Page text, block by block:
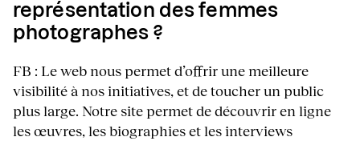
représentation des femmes
photographes ?
FB : Le web nous permet d’offrir une meilleure
visibilité à nos initiatives, et de toucher un public
plus large. Notre site permet de découvrir en ligne
les œuvres, les biographies et les interviews